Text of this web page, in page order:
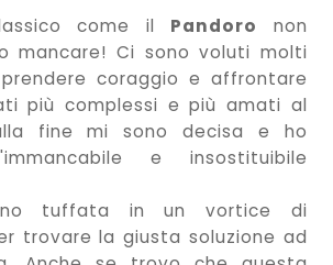
come il Pandoro
non
mancare! Ci sono voluti molti
coraggio e affrontare
più complessi e più amati al
fine mi sono decisa e ho
e insostituibile
tuffata in un vortice di
trovare la giusta soluzione ad